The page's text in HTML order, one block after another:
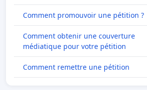
Comment promouvoir une pétition ?
Comment obtenir une couverture
médiatique pour votre pétition
Comment remettre une pétition